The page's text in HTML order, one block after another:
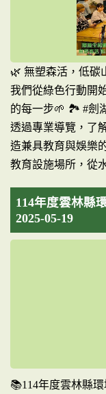
🌿 無塑森活，低碳
我們從綠色行動開
的每一步🌱 🏞️ #劍
透過專業導覽，了
造兼具教育與娛樂
教育設施場所，從
114年度雲林縣
2025-05-19
📚114年度雲林縣